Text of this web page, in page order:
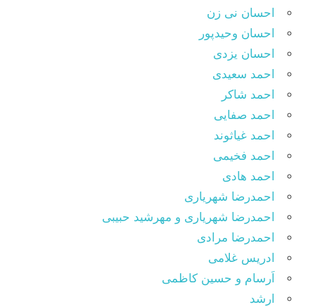
احسان نی زن
احسان وحیدپور
احسان یزدی
احمد سعیدی
احمد شاکر
احمد صفایی
احمد غیاثوند
احمد فخیمی
احمد هادی
احمدرضا شهریاری
احمدرضا شهریاری و مهرشید حبیبی
احمدرضا مرادی
ادریس غلامی
اَرسام و حسین کاظمی
ارشد